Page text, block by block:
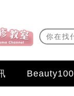
Beauty100